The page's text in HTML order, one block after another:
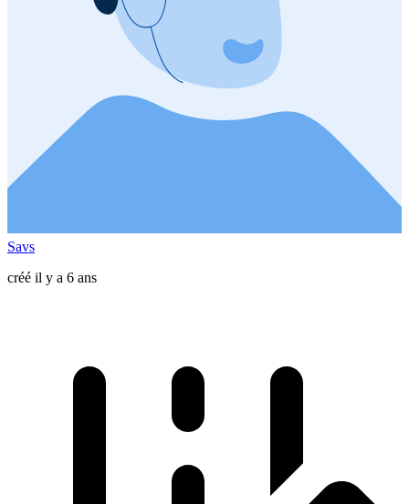
Savs
créé il y a 6 ans